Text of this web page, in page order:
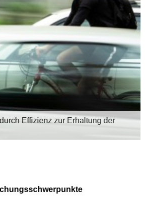
Effizienz zur Erhaltung der